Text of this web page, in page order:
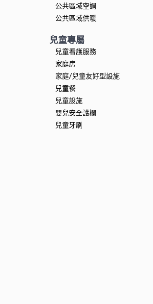
公共區域空調
公共區域供暖
兒童專屬
兒童看護服務
家庭房
家庭/兒童友好型設施
兒童餐
兒童設施
嬰兒安全護欄
兒童牙刷